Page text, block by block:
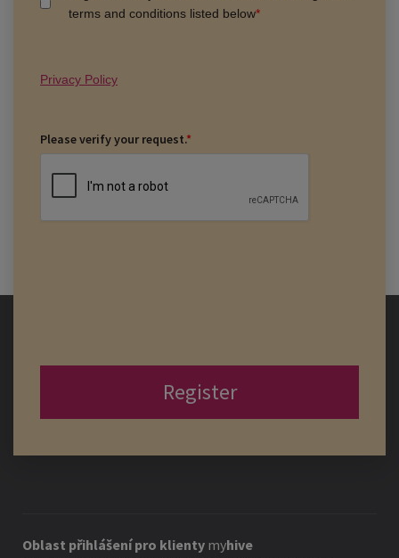
terms and conditions listed below*
Privacy Policy
Please verify your request.*
Register
Oblast přihlášení pro klienty myhive